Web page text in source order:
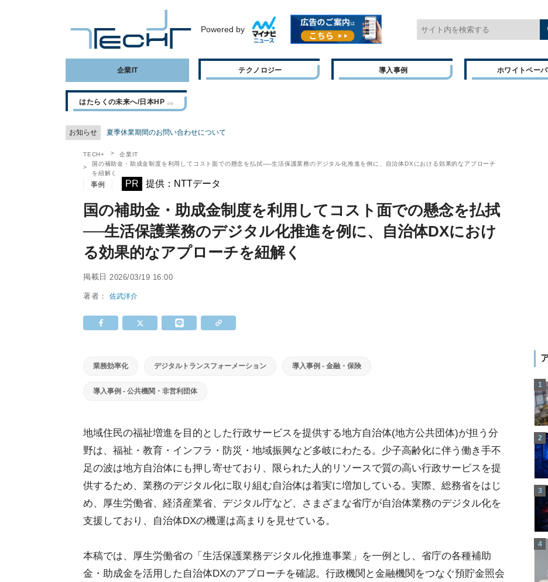
Powered by
企業IT テクノロジー 導入事例 ホワイトペー
はたらくの未来へ/日本HP
お知らせ 夏季休業期間のお問い合わせについて
TECH+
企業IT
国の補助金・助成金制度を利用してコスト面での懸念を払拭──生活保護業務のデジタル化推進を例に、自治体DXにおける効果的なアプローチ
を紐解く
事例 PR 提供：NTTデータ
国の補助金・助成金制度を利用してコスト面での懸念を払拭
──生活保護業務のデジタル化推進を例に、自治体DXにおけ
る効果的なアプローチを紐解く
掲載日 2026/03/19 16:00
著者：佐武洋介
業務効率化 デジタルトランスフォーメーション 導入事例 - 金融・保険
導入事例 - 公共機関・非営利団体
地域住民の福祉増進を目的とした行政サービスを提供する地方自治体(地方公共団体)が担う分
野は、福祉・教育・インフラ・防災・地域振興など多岐にわたる。少子高齢化に伴う働き手不
足の波は地方自治体にも押し寄せており、限られた人的リソースで質の高い行政サービスを提
供するため、業務のデジタル化に取り組む自治体は着実に増加している。実際、総務省をはじ
め、厚生労働省、経済産業省、デジタル庁など、さまざまな省庁が自治体業務のデジタル化を
支援しており、自治体DXの機運は高まりを見せている。
本稿では、厚生労働省の「生活保護業務デジタル化推進事業」を一例とし、省庁の各種補助
金・助成金を活用した自治体DXのアプローチを確認。行政機関と金融機関をつなぐ預貯金照会